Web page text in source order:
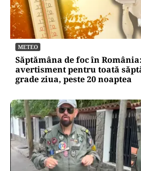
METEO
Săptămâna de foc în
avertisment pentru toată
grade ziua, peste 20 noaptea